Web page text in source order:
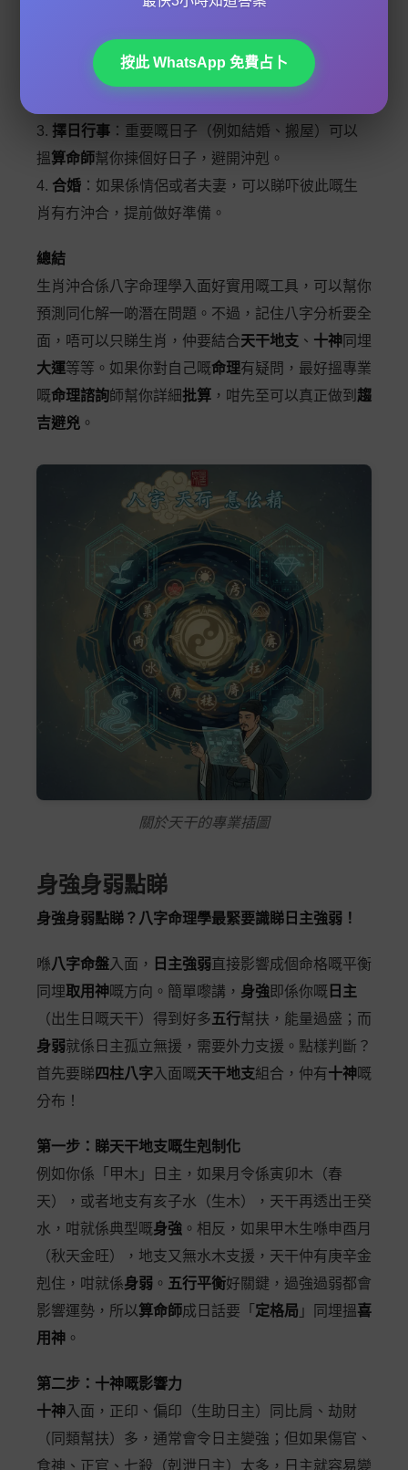
屬飾物或者住西方位。
避開忌神
係木，就唔好喺東方位
3. 擇日行事 ：重要嘅日子（例如結婚、搬屋）可以
搵算命師幫你揀個好日子，避開沖剋。
4. 合婚 ：如果係情侶或者夫妻，可以睇吓彼此嘅生
肖有冇沖合，提前做好準備。
總結
生肖沖合係八字命理學入面好實用嘅工具，可以幫你
預測同化解一啲潛在問題。不過，記住八字分析要全
面，唔可以只睇生肖，仲要結合天干地支 、 十神 同埋
大運等等。如果你對自己嘅命理有疑問，最好搵專業
嘅命理諮詢師幫你詳細批算 ，咁先至可以真正做到 趨
吉避兇 。
關於天干的專業插圖
身強身弱點睇
身強身弱點睇？八字命理學最緊要識睇日主強弱！
喺八字命盤入面， 日主強弱直接影響成個命格嘅平衡
同埋取用神嘅方向。簡單嚟講， 身強即係你嘅 日主
（出生日嘅天干）得到好多五行幫扶，能量過盛；而
身弱就係日主孤立無援，需要外力支援。點樣判斷？
首先要睇 四柱八字入面嘅天干地支組合，仲有十神嘅
分布！
第一步：睇天干地支嘅生剋制化
例如你係「甲木」日主，如果月令係寅卯木（春
天），或者地支有亥子水（生木），天干再透出壬癸
水，咁就係典型嘅身強 。相反，如果甲木生喺申酉月
（秋天金旺），地支又無水木支援，天干仲有庚辛金
剋住，咁就係身弱 。 五行平衡好關鍵，過強過弱都會
影響運勢，所以算命師成日話要「 定格局 」同埋搵喜
用神 。
第二步：十神嘅影響力
十神入面，正印、偏印（生助日主）同比肩、劫財
（同類幫扶）多，通常會令日主變強；但如果傷官、
食神、正官、七殺（剋泄日主）太多，日主就容易變
按此 WhatsApp 免費占卜